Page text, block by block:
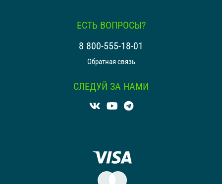
ЕСТЬ ВОПРОСЫ?
8 800-555-18-01
Обратная связь
СЛЕДУЙ ЗА НАМИ